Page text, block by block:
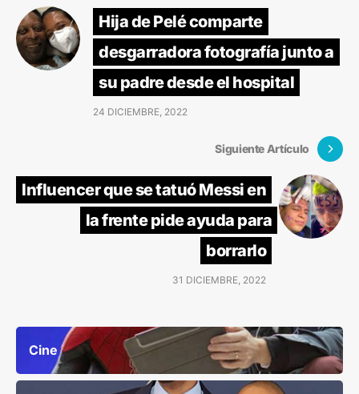
Hija de Pelé comparte
desgarradora fotografía junto a
su padre desde el hospital
24 DICIEMBRE, 2022
Siguiente Artículo
Influencer que se tatuó Messi en
la frente pide ayuda para
borrarlo
31 DICIEMBRE, 2022
Cine